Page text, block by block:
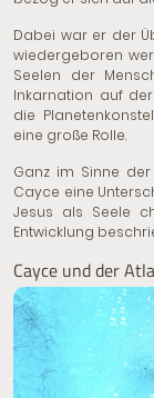
Dabei war er der
wiedergeboren
Seelen der
Inkarnation auf
die
eine große Rolle.
Ganz im Sinne
Cayce eine
Jesus als Seele
Entwicklung
Cayce und der